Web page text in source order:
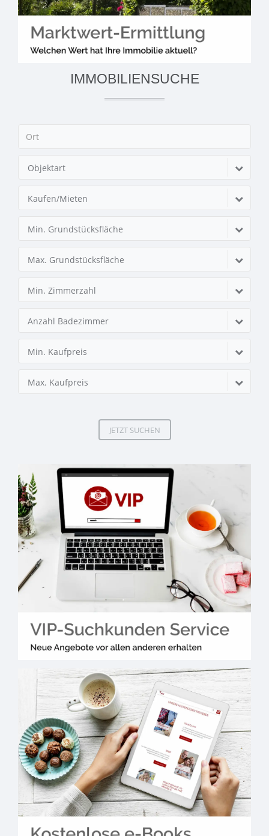
IMMOBILIENSUCHE
Objektart
Kaufen/Mieten
Min. Grundstücksfläche
Max. Grundstücksfläche
Min. Zimmerzahl
Anzahl Badezimmer
Min. Kaufpreis
Max. Kaufpreis
JETZT SUCHEN